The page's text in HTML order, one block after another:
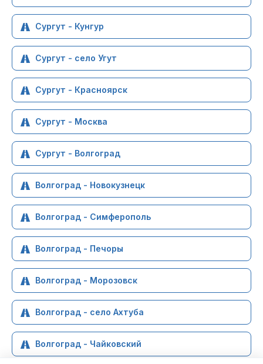
Сургут - Кунгур
Сургут - село Угут
Сургут - Красноярск
Сургут - Москва
Сургут - Волгоград
Волгоград - Новокузнецк
Волгоград - Симферополь
Волгоград - Печоры
Волгоград - Морозовск
Волгоград - село Ахтуба
Волгоград - Чайковский